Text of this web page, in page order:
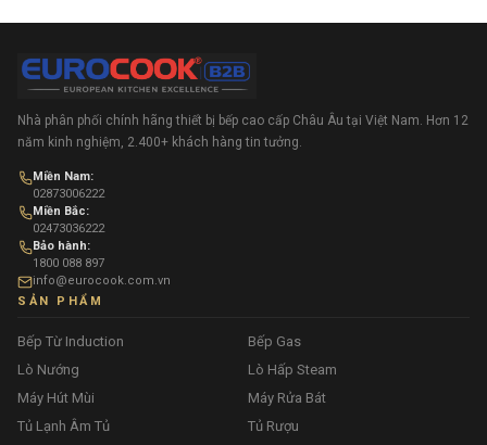
Nhà phân phối chính hãng thiết bị bếp cao cấp Châu Âu tại Việt Nam. Hơn 12
năm kinh nghiệm, 2.400+ khách hàng tin tưởng.
Miền Nam:
02873006222
Miền Bắc:
02473036222
Bảo hành:
1800 088 897
info@eurocook.com.vn
SẢN PHẨM
Bếp Từ Induction
Bếp Gas
Lò Nướng
Lò Hấp Steam
Máy Hút Mùi
Máy Rửa Bát
Tủ Lạnh Âm Tủ
Tủ Rượu